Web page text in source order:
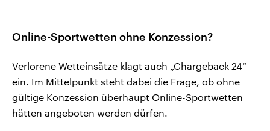
Online-Sportwetten ohne Konzession?
Verlorene Wetteinsätze klagt auch „Chargeback 24“
ein. Im Mittelpunkt steht dabei die Frage, ob ohne
gültige Konzession überhaupt Online-Sportwetten
hätten angeboten werden dürfen.